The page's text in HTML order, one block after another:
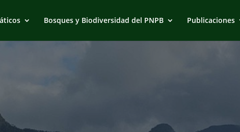
Bosques y Biodiversidad del PNPB Publicaciones